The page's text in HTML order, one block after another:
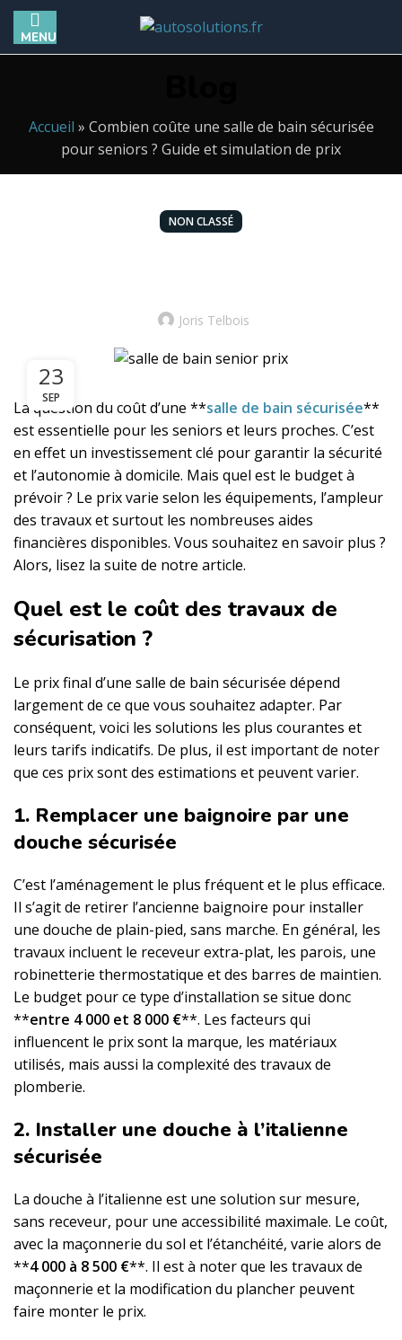
MENU
Accueil » Combien coûte une salle de bain sécurisée
pour seniors ? Guide et simulation de prix
NON CLASSÉ
Joris Telbois
23
SEP
La question du coût d’une **salle de bain sécurisée**
est essentielle pour les seniors et leurs proches. C’est
en effet un investissement clé pour garantir la sécurité
et l’autonomie à domicile. Mais quel est le budget à
prévoir ? Le prix varie selon les équipements, l’ampleur
des travaux et surtout les nombreuses aides
financières disponibles. Vous souhaitez en savoir plus ?
Alors, lisez la suite de notre article.
Quel est le coût des travaux de
sécurisation ?
Le prix final d’une salle de bain sécurisée dépend
largement de ce que vous souhaitez adapter. Par
conséquent, voici les solutions les plus courantes et
leurs tarifs indicatifs. De plus, il est important de noter
que ces prix sont des estimations et peuvent varier.
1. Remplacer une baignoire par une
douche sécurisée
C’est l’aménagement le plus fréquent et le plus efficace.
Il s’agit de retirer l’ancienne baignoire pour installer
une douche de plain-pied, sans marche. En général, les
travaux incluent le receveur extra-plat, les parois, une
robinetterie thermostatique et des barres de maintien.
Le budget pour ce type d’installation se situe donc
**entre 4 000 et 8 000 €**. Les facteurs qui
influencent le prix sont la marque, les matériaux
utilisés, mais aussi la complexité des travaux de
plomberie.
2. Installer une douche à l’italienne
sécurisée
La douche à l’italienne est une solution sur mesure,
sans receveur, pour une accessibilité maximale. Le coût,
avec la maçonnerie du sol et l’étanchéité, varie alors de
**4 000 à 8 500 €**. Il est à noter que les travaux de
maçonnerie et la modification du plancher peuvent
faire monter le prix.